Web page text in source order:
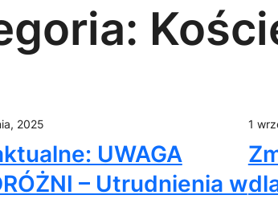
2025
UWAGA
– Utrudnienia w
1